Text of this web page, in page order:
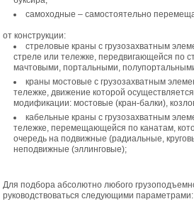
самоходные – самостоятельно
от конструкции:
стреловые краны с грузозахватным
стреле или тележке, передвигающейся по
мачтовыми, портальными,
краны мостовые с грузозахватным
тележке, движение которой
модификации: мостовые (кран-балки),
кабельные краны с грузозахватным
тележке, перемещающейся по канатам,
очередь на подвижные (радиальные,
неподвижные (эллинговые);
Для подбора абсолютно любого
руководствоваться следующими параметрами: